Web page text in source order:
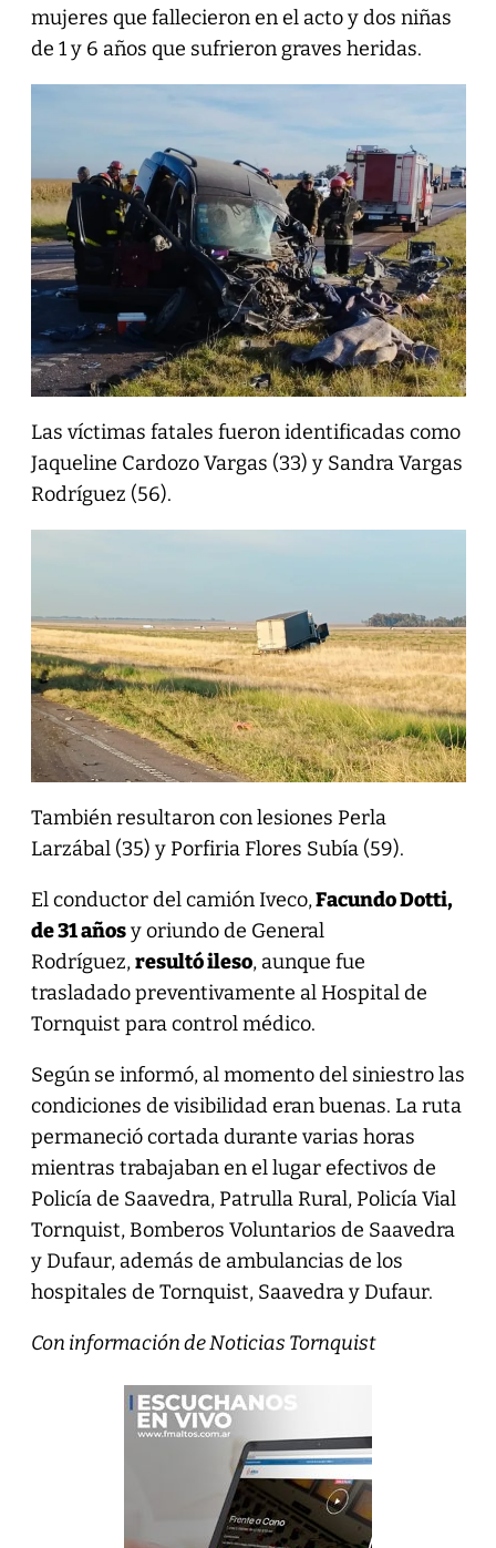
mujeres que fallecieron en el acto y dos niñas
de 1 y 6 años que sufrieron graves heridas.
Las víctimas fatales fueron identificadas como
Jaqueline Cardozo Vargas (33) y Sandra Vargas
Rodríguez (56).
También resultaron con lesiones Perla
Larzábal (35) y Porfiria Flores Subía (59).
El conductor del camión Iveco,Facundo Dotti,
de 31 añosy oriundo de General
Rodríguez,resultó ileso, aunque fue
trasladado preventivamente al Hospital de
Tornquist para control médico.
Según se informó, al momento del siniestro las
condiciones de visibilidad eran buenas. La ruta
permaneció cortada durante varias horas
mientras trabajaban en el lugar efectivos de
Policía de Saavedra, Patrulla Rural, Policía Vial
Tornquist, Bomberos Voluntarios de Saavedra
y Dufaur, además de ambulancias de los
hospitales de Tornquist, Saavedra y Dufaur.
Con información de Noticias Tornquist